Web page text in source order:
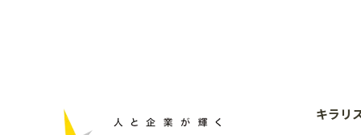
キラリ